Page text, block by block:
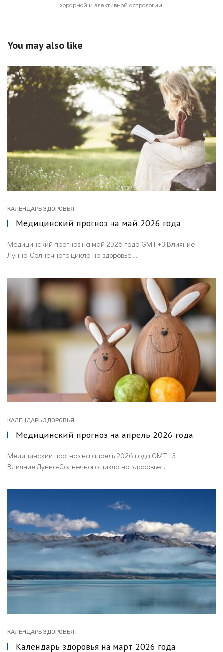
хорарной и элективной астрологии.
You may also like
КАЛЕНДАРЬ ЗДОРОВЬЯ
Медицинский прогноз на май 2026 года
Медицинский прогноз на май 2026 года GMT +3 Влияние
Лунно-Солнечного цикла на здоровье ...
КАЛЕНДАРЬ ЗДОРОВЬЯ
Медицинский прогноз на апрель 2026 года
Медицинский прогноз на апрель 2026 года GMT +3
Влияние Лунно-Солнечного цикла на здоровье ...
КАЛЕНДАРЬ ЗДОРОВЬЯ
Календарь здоровья на март 2026 года